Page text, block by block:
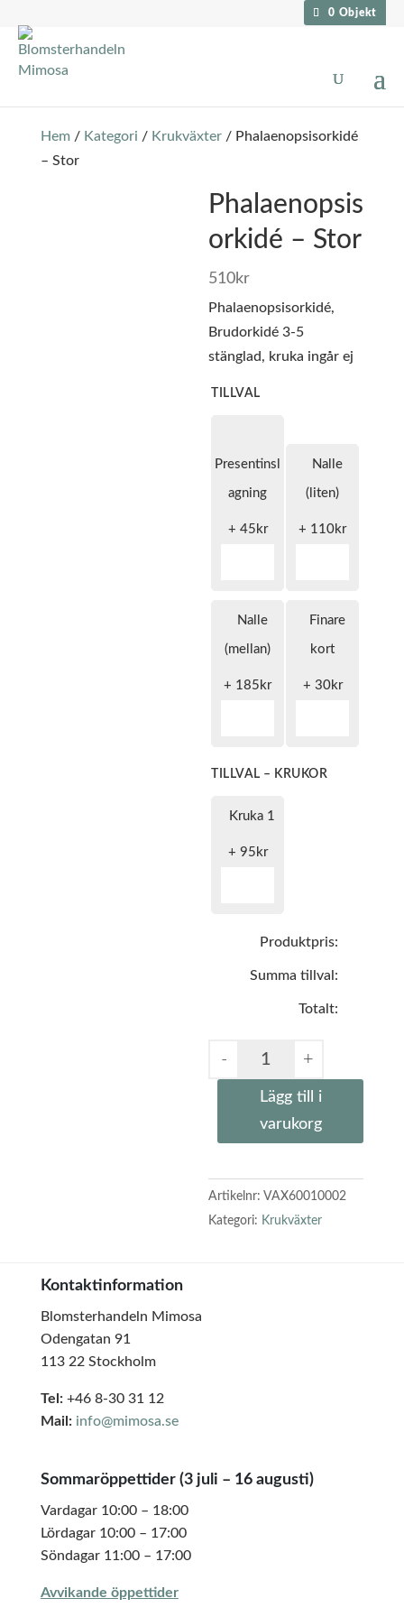
0 Objekt
Hem/ Kategori / Krukväxter/ Phalaenopsisorkidé
– Stor
Phalaenopsis
orkidé – Stor
510kr
Phalaenopsisorkidé,
Brudorkidé 3-5
stänglad, kruka ingår ej
TILLVAL
Presentinsl
agning
+ 45 kr
Nalle
(liten)
+ 110kr
Nalle
(mellan)
+ 185 kr
Finare
kort
+ 30kr
TILLVAL – KRUKOR
Kruka 1
+ 95 kr
Produktpris:
Summa tillval:
Totalt:
Lägg till i
varukorg
Artikelnr:VAX60010002
Kategori: Krukväxter
Kontaktinformation
Blomsterhandeln Mimosa
Odengatan 91
113 22 Stockholm
Tel:+46 8-30 31 12
Mail: info@mimosa.se
Sommaröppettider (3 juli – 16 augusti)
Vardagar 10:00 – 18:00
Lördagar 10:00 – 17:00
Söndagar 11:00 – 17:00
Avvikande öppettider